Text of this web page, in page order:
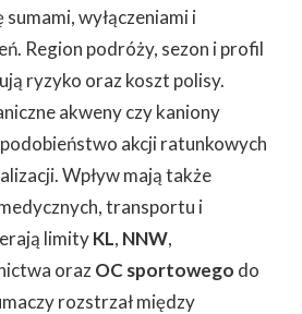
wyłączeniami i
Region podróży, sezon i profil
ryzyko oraz koszt polisy.
akweny czy kaniony
akcji ratunkowych
Wpływ mają także
transportu i
limityKL, NNW,
orazOC sportowego do
rozstrzał między